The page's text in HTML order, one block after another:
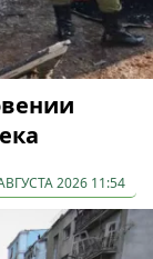
2026 11:54